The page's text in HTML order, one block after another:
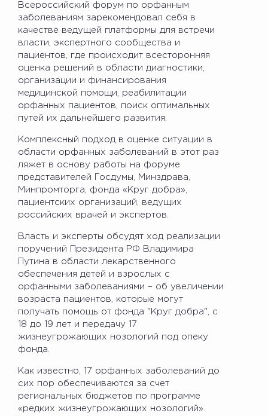
Всероссийский форум по орфанным
заболеваниям зарекомендовал себя в
качестве ведущей платформы для встречи
власти, экспертного сообщества и
пациентов, где происходит всесторонняя
оценка решений в области диагностики,
организации и финансирования
медицинской помощи, реабилитации
орфанных пациентов, поиск оптимальных
путей их дальнейшего развития.
Комплексный подход в оценке ситуации в
области орфанных заболеваний в этот раз
ляжет в основу работы на форуме
представителей Госдумы, Минздрава,
Минпромторга, фонда «Круг добра»,
пациентских организаций, ведущих
российских врачей и экспертов.
Власть и эксперты обсудят ход реализации
поручений Президента РФ Владимира
Путина в области лекарственного
обеспечения детей и взрослых с
орфанными заболеваниями – об увеличении
возраста пациентов, которые могут
получать помощь от фонда "Круг добра", с
18 до 19 лет и передачу 17
жизнеугрожающих нозологий под опеку
фонда.
Как известно, 17 орфанных заболеваний до
сих пор обеспечиваются за счет
региональных бюджетов по программе
«редких жизнеугрожающих нозологий».